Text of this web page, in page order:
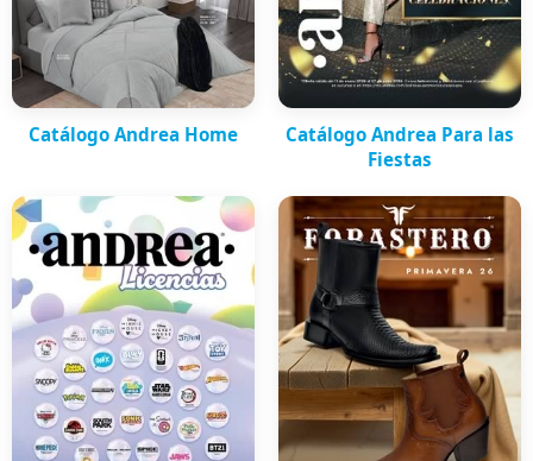
Catálogo Andrea Home
Catálogo Andrea Para las
Fiestas